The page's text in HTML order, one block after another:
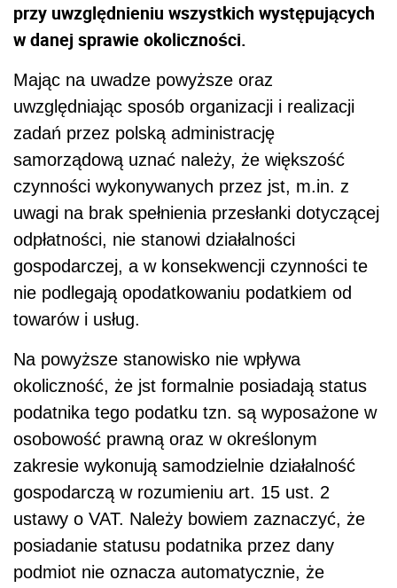
przy uwzględnieniu wszystkich występujących
w danej sprawie okoliczności.
Mając na uwadze powyższe oraz
uwzględniając sposób organizacji i realizacji
zadań przez polską administrację
samorządową uznać należy, że większość
czynności wykonywanych przez jst, m.in. z
uwagi na brak spełnienia przesłanki dotyczącej
odpłatności, nie stanowi działalności
gospodarczej, a w konsekwencji czynności te
nie podlegają opodatkowaniu podatkiem od
towarów i usług.
Na powyższe stanowisko nie wpływa
okoliczność, że jst formalnie posiadają status
podatnika tego podatku tzn. są wyposażone w
osobowość prawną oraz w określonym
zakresie wykonują samodzielnie działalność
gospodarczą w rozumieniu art. 15 ust. 2
ustawy o VAT. Należy bowiem zaznaczyć, że
posiadanie statusu podatnika przez dany
podmiot nie oznacza automatycznie, że